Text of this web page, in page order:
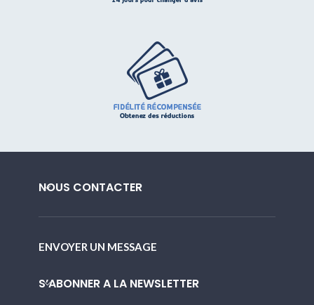
NOUS CONTACTER
ENVOYER UN MESSAGE
S’ABONNER A LA NEWSLETTER